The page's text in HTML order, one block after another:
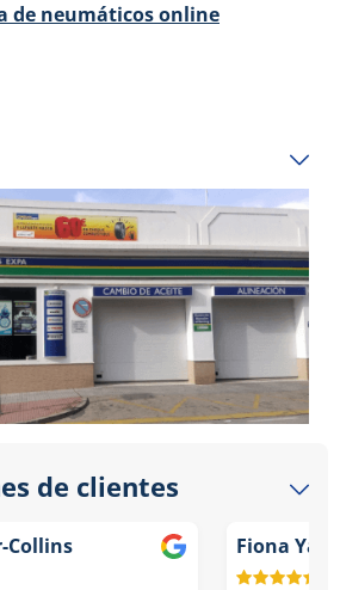
de neumáticos online
de clientes
Collins Fiona